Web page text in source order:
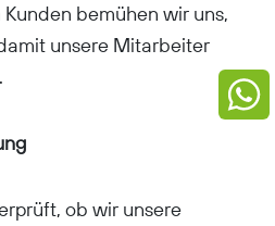
bemühen wir uns,
unsere Mitarbeiter
ob wir unsere